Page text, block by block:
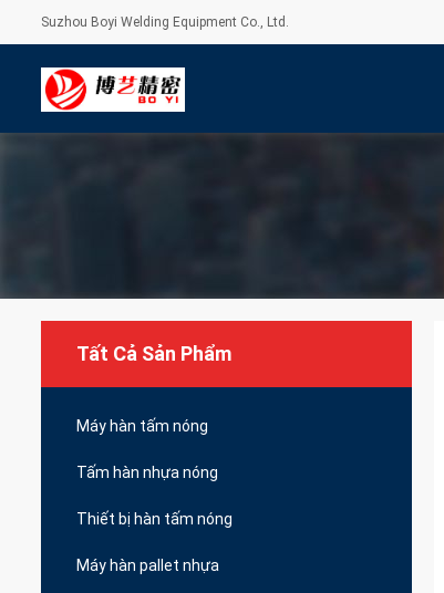
Suzhou Boyi Welding Equipment Co., Ltd.
Tất Cả Sản Phẩm
Máy hàn tấm nóng
Tấm hàn nhựa nóng
Thiết bị hàn tấm nóng
Máy hàn pallet nhựa